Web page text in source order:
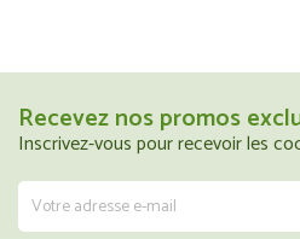
Recevez nos promos
Inscrivez-vous pour recevoir les